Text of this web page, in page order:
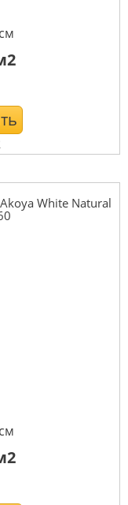
см
White Natural
см